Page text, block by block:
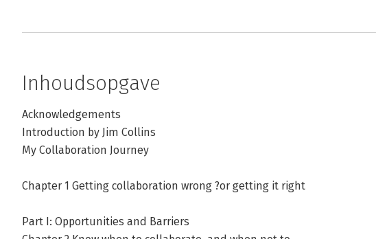
Inhoudsopgave
Acknowledgements
Introduction by Jim Collins
My Collaboration Journey
Chapter 1 Getting collaboration wrong ?or getting it right
Part I: Opportunities and Barriers